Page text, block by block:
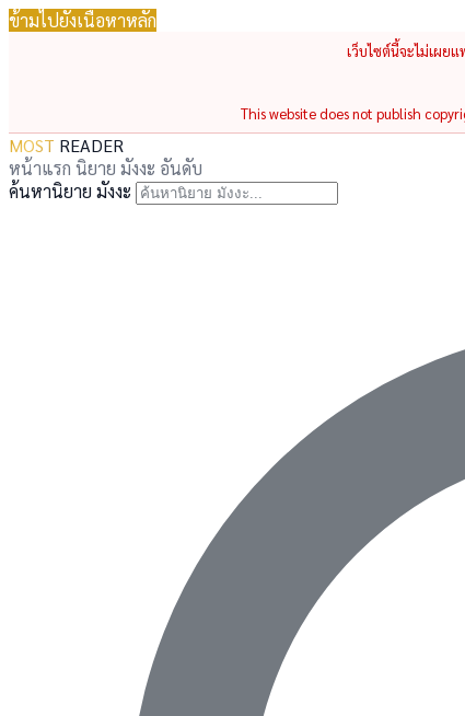
ข้ามไปยังเนื้อหาหลัก
เว็บไซต์นี้จะไม่เผย
This website does not publish
MOST READER
หน้าแรก นิยาย มังงะ อันดับ
ค้นหานิยาย มังงะ